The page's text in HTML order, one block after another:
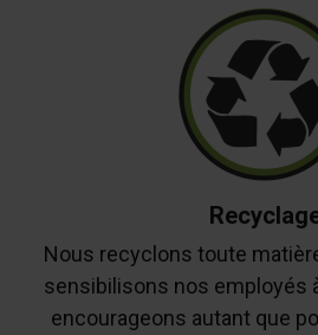
Nous recyclons toute
sensibilisons nos employés
encourageons autant que